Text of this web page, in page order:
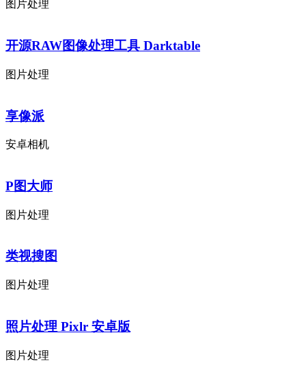
图片处理
开源RAW图像处理工具 Darktable
图片处理
享像派
安卓相机
P图大师
图片处理
类视搜图
图片处理
照片处理 Pixlr 安卓版
图片处理